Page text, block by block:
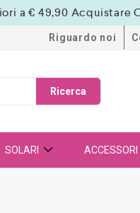
a € 49,90 Acquistare
Riguardo noi
Ricerca
SOLARI ACCESSORI